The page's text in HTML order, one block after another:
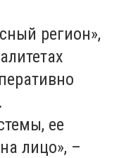
регион»,
ее
лицо», –